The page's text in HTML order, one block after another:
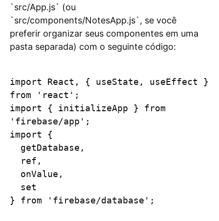
`src/App.js` (ou
`src/components/NotesApp.js`, se você
preferir organizar seus componentes em uma
pasta separada) com o seguinte código:
import React, { useState, useEffect }
from 'react';
import { initializeApp } from
'firebase/app';
import {
} from 'firebase/database';